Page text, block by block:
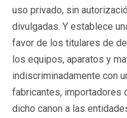
uso privado, sin
divulgadas. Y establece
favor de los titulares de
los equipos, aparatos y
indiscriminadamente con
fabricantes, importadores
dicho canon a las